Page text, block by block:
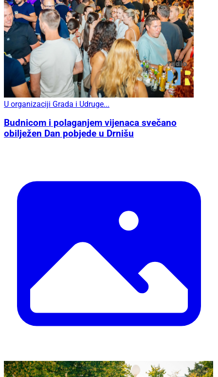
U organizaciji Grada i Udruge...
Budnicom i polaganjem vijenaca svečano
obilježen Dan pobjede u Drnišu